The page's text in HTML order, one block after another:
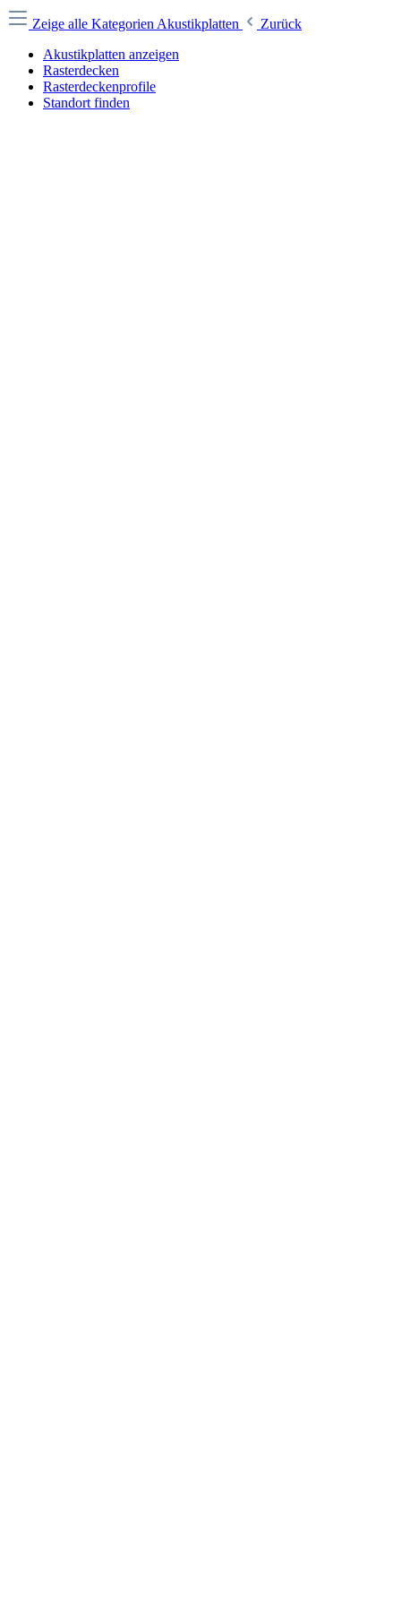
Zeige alle Kategorien Akustikplatten
Zurück
Akustikplatten anzeigen
Rasterdecken
Rasterdeckenprofile
Standort finden